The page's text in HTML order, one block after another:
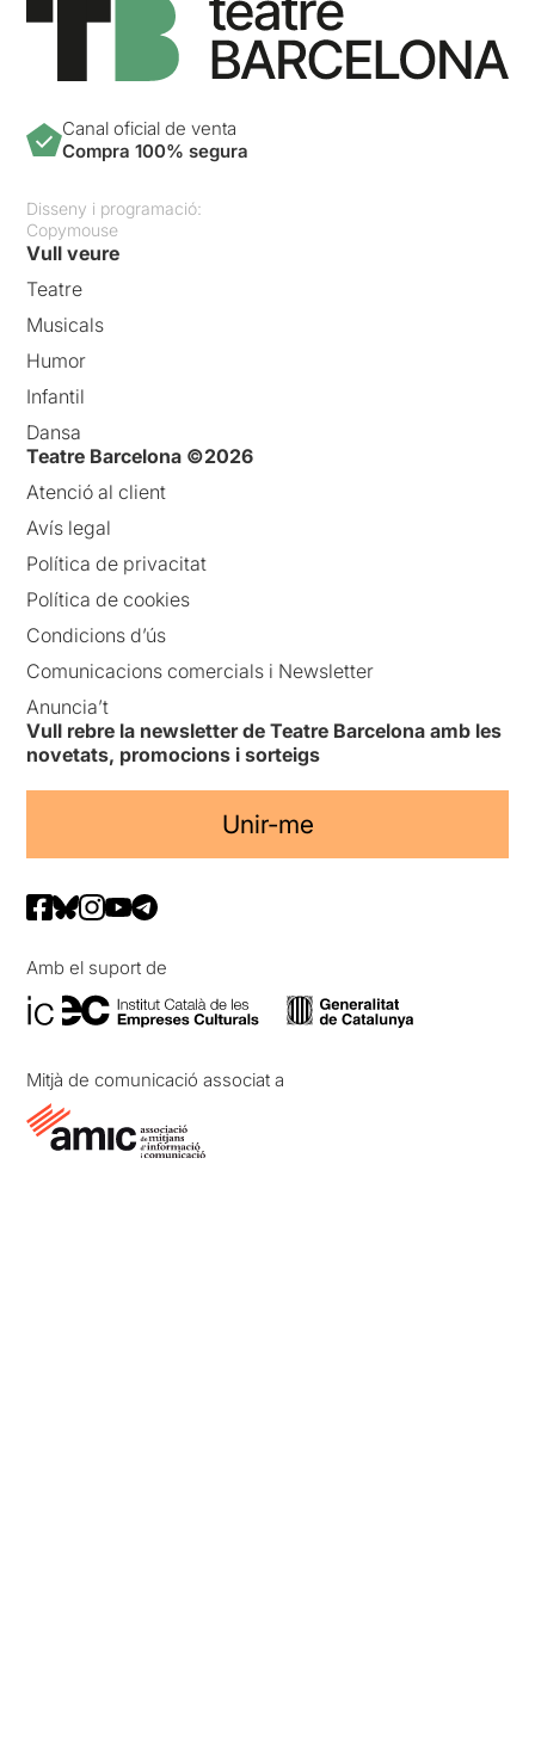
Canal oficial de venta
Compra 100% segura
Disseny i programació:
Copymouse
Vull veure
Teatre
Musicals
Humor
Infantil
Dansa
Teatre Barcelona ©2026
Atenció al client
Avís legal
Política de privacitat
Política de cookies
Condicions d’ús
Comunicacions comercials i Newsletter
Anuncia’t
Vull rebre la newsletter de Teatre Barcelona amb les
novetats, promocions i sorteigs
Unir-me
Amb el suport de
Mitjà de comunicació associat a